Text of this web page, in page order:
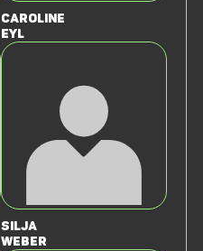
Caroline
Eyl
Silja
Weber